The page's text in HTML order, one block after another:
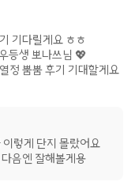
기다릴게요 ㅎㅎ
등생 뽀나쓰님 💖
정 뿜뿜 후기 기대할게요
렇게 단지 몰랐어요
음엔 잘해볼게용